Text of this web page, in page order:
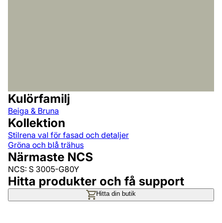
Kulörfamilj
Beiga & Bruna
Kollektion
Stilrena val för fasad och detaljer
Gröna och blå trähus
Närmaste NCS
NCS: S 3005-G80Y
Hitta produkter och få support
Hitta din butik